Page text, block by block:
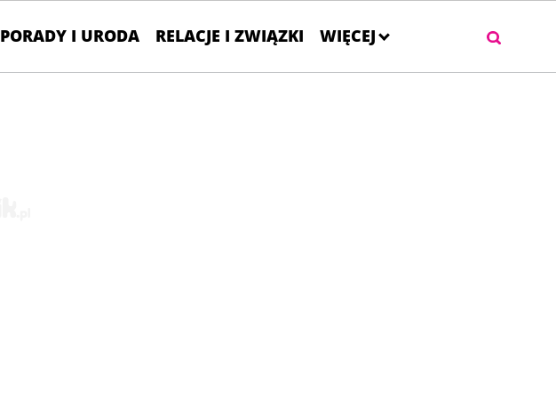
PORADY I URODA RELACJE I ZWIĄZKI WIĘCEJ